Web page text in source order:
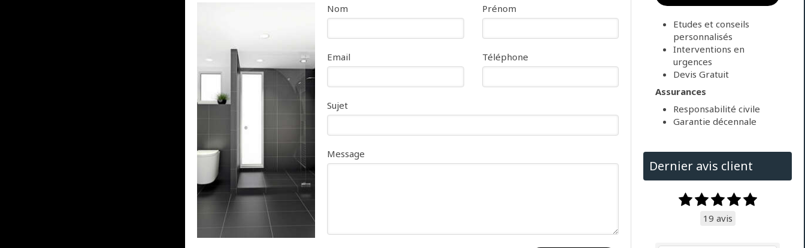
Nom Prénom
Email Téléphone
Sujet
Message
Etudes et conseils
personnalisés
Interventions en
urgences
Devis Gratuit
Assurances
Responsabilité civile
Garantie décennale
Dernier avis client
19 avis